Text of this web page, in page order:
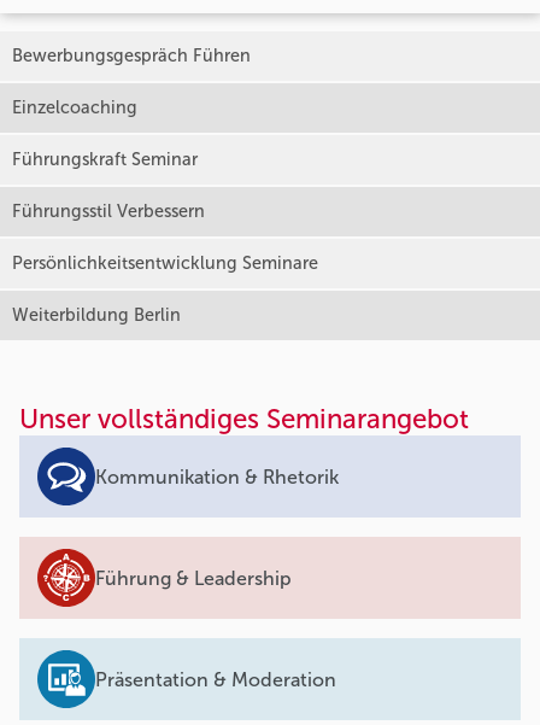
Bewerbungsgespräch Führen
Einzelcoaching
Führungskraft Seminar
Führungsstil Verbessern
Persönlichkeitsentwicklung Seminare
Weiterbildung Berlin
Unser vollständiges Seminarangebot
Kommunikation & Rhetorik
Führung & Leadership
Präsentation & Moderation